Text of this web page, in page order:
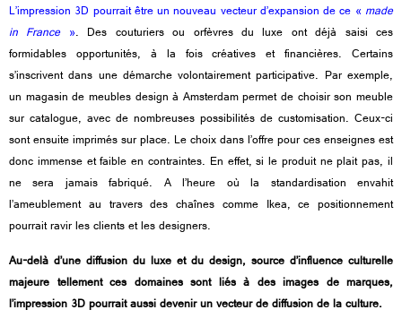
L’impression 3D pourrait être un nouveau vecteur d’expansion de ce « made
in France ». Des couturiers ou orfèvres du luxe ont déjà saisi ces
formidables opportunités, à la fois créatives et financières. Certains
s’inscrivent dans une démarche volontairement participative. Par exemple,
un magasin de meubles design à Amsterdam permet de choisir son meuble
sur catalogue, avec de nombreuses possibilités de customisation. Ceux-ci
sont ensuite imprimés sur place. Le choix dans l’offre pour ces enseignes est
donc immense et faible en contraintes. En effet, si le produit ne plait pas, il
ne sera jamais fabriqué. A l’heure où la standardisation envahit
l’ameublement au travers des chaînes comme Ikea, ce positionnement
pourrait ravir les clients et les designers.
Au-delà d’une diffusion du luxe et du design, source d’influence culturelle
majeure tellement ces domaines sont liés à des images de marques,
l’impression 3D pourrait aussi devenir un vecteur de diffusion de la culture.